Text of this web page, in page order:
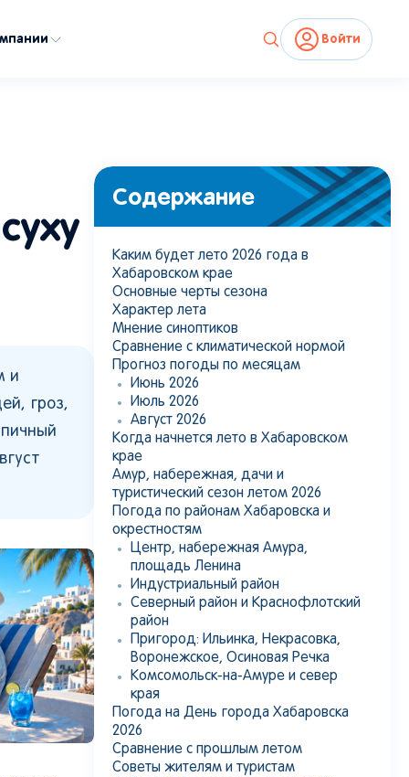
Войти
и
гроз,
Содержание
Каким будет лето 2026 года в
Хабаровском крае
Основные черты сезона
Характер лета
Мнение синоптиков
Сравнение с климатической нормой
Прогноз погоды по месяцам
Июнь 2026
Июль 2026
Август 2026
Когда начнется лето в Хабаровском
крае
Амур, набережная, дачи и
туристический сезон летом 2026
Погода по районам Хабаровска и
окрестностям
Центр, набережная Амура,
площадь Ленина
Индустриальный район
Северный район и Краснофлотский
район
Пригород: Ильинка, Некрасовка,
Воронежское, Осиновая Речка
Комсомольск-на-Амуре и север
края
Погода на День города Хабаровска
2026
Сравнение с прошлым летом
Советы жителям и туристам